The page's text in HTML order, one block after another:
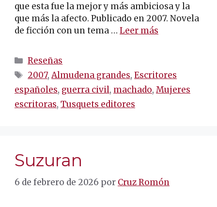
que esta fue la mejor y más ambiciosa y la
que más la afecto. Publicado en 2007. Novela
de ficción con un tema … Leer más
Categorías
Reseñas
Etiquetas
2007,Almudena grandes,Escritores
españoles, guerra civil, machado, Mujeres
escritoras, Tusquets editores
Suzuran
6 de febrero de 2026 por Cruz Romón